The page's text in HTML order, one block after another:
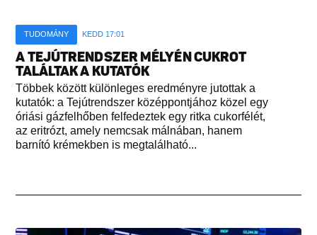
TUDOMÁNY KEDD 17:01
A TEJÚTRENDSZER MÉLYÉN CUKROT
TALÁLTAK A KUTATÓK
Többek között különleges eredményre jutottak a
kutatók: a Tejútrendszer középpontjához közel egy
óriási gázfelhőben felfedeztek egy ritka cukorfélét,
az eritrózt, amely nemcsak málnában, hanem
barnító krémekben is megtalálható...